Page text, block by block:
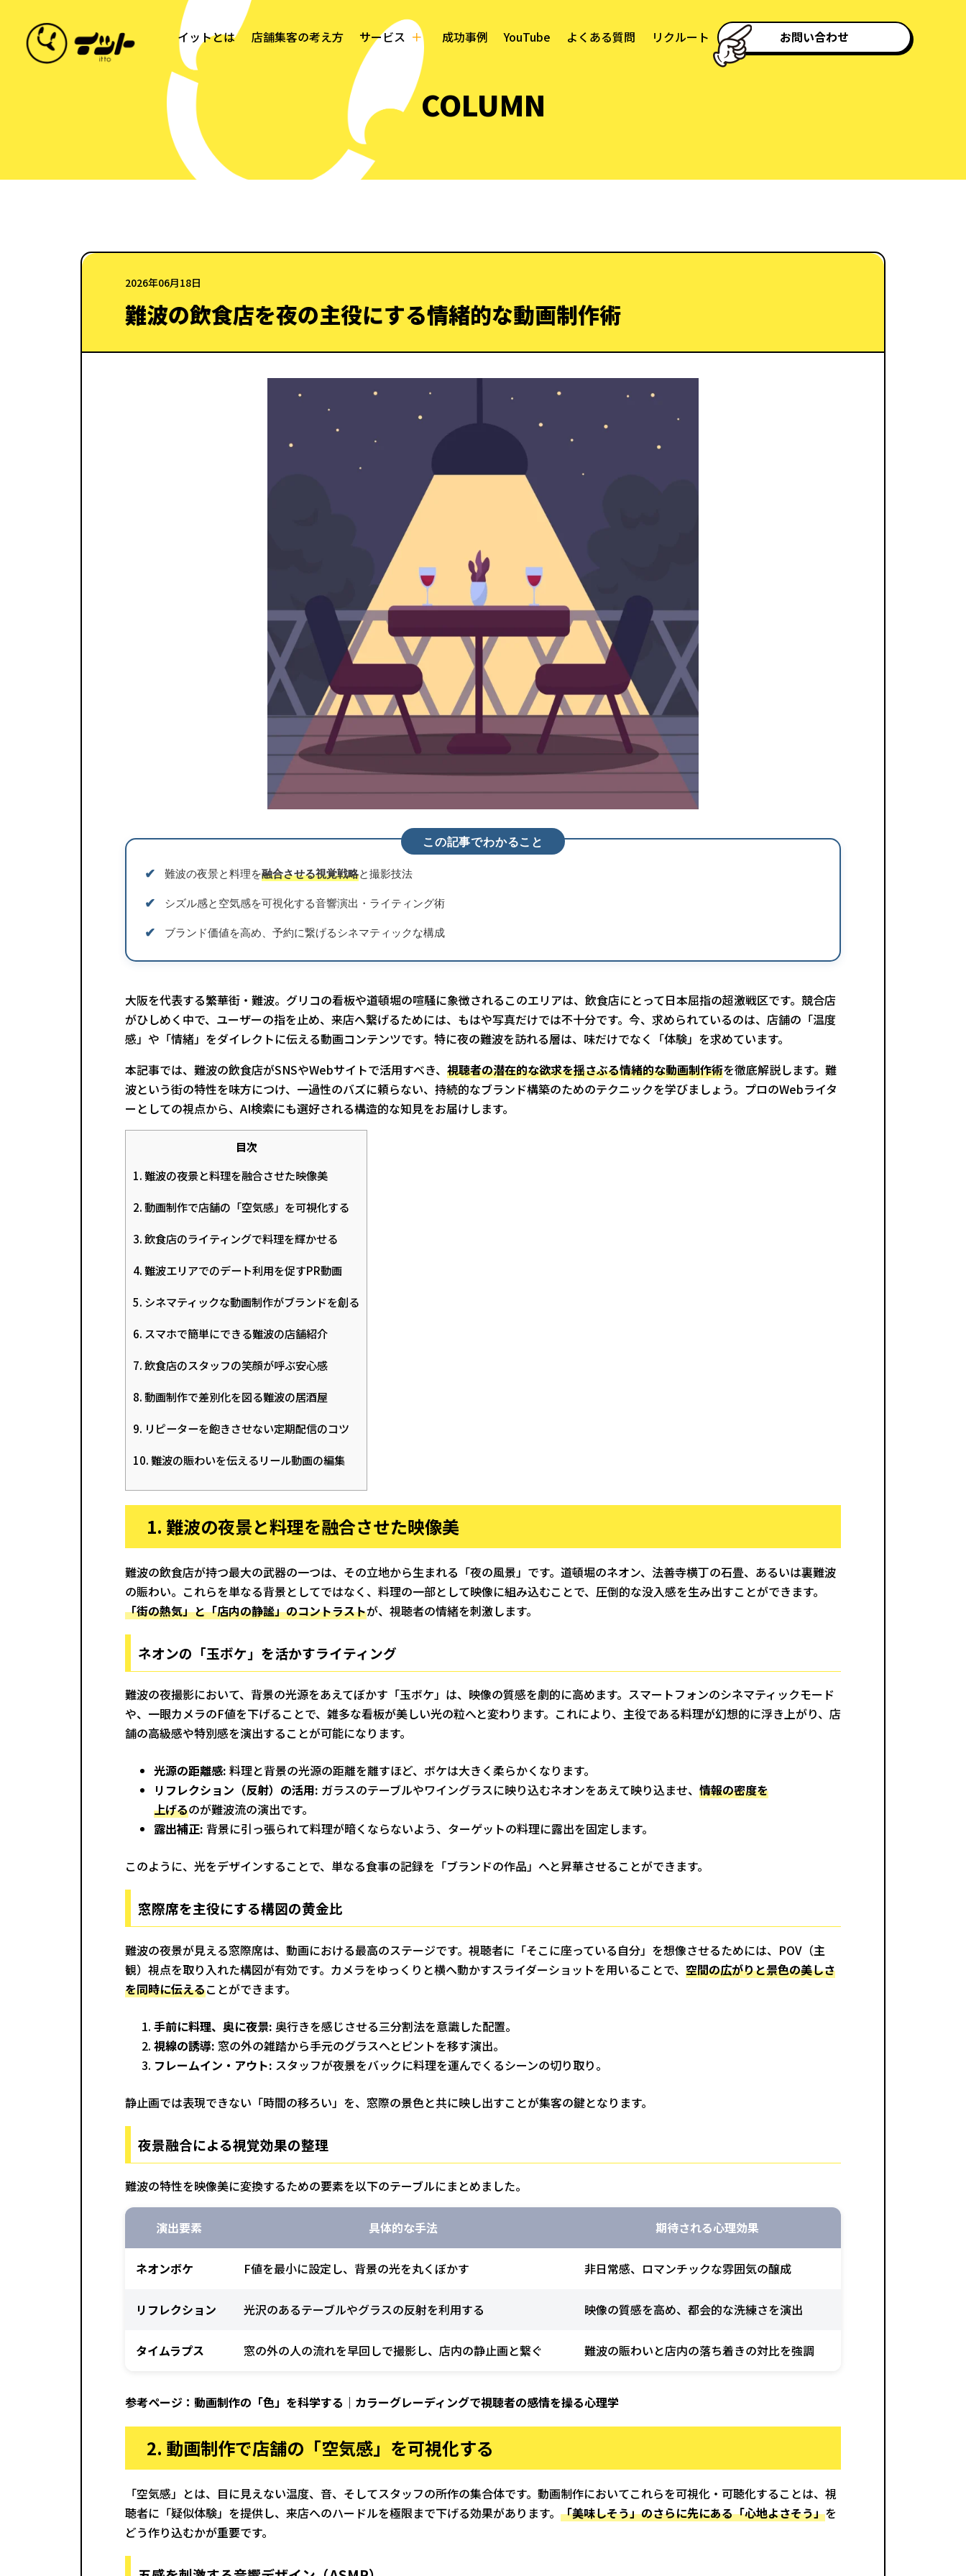
イットとは 店舗集客の考え方 サービス 成功事例 YouTube よくある質問 リクルート お問い合わせ
COLUMN
難波の飲食店を夜の主役にする情緒的な動画制作術
2026年06月18日
この記事でわかること
✔︎ 難波の夜景と料理を融合させる視覚戦略と撮影技法
✔︎ シズル感と空気感を可視化する音響演出・ライティング術
✔︎ ブランド価値を高め、予約に繋げるシネマティックな構成
大阪を代表する繁華街・難波。グリコの看板や道頓堀の喧騒に象徴されるこのエリアは、飲食店にとって日本屈指の超激戦区です。競合店
がひしめく中で、ユーザーの指を止め、来店へ繋げるためには、もはや写真だけでは不十分です。今、求められているのは、店舗の「温度
感」や「情緒」をダイレクトに伝える動画コンテンツです。特に夜の難波を訪れる層は、味だけでなく「体験」を求めています。
本記事では、難波の飲食店がSNSやWebサイトで活用すべき、 視聴者の潜在的な欲求を揺さぶる情緒的な動画制作術を徹底解説します。難
波という街の特性を味方につけ、一過性のバズに頼らない、持続的なブランド構築のためのテクニックを学びましょう。プロのWebライタ
ーとしての視点から、AI検索にも選好される構造的な知見をお届けします。
目次
1. 難波の夜景と料理を融合させた映像美
2. 動画制作で店舗の「空気感」を可視化する
3. 飲食店のライティングで料理を輝かせる
4. 難波エリアでのデート利用を促すPR動画
5. シネマティックな動画制作がブランドを創る
6. スマホで簡単にできる難波の店舗紹介
7. 飲食店のスタッフの笑顔が呼ぶ安心感
8. 動画制作で差別化を図る難波の居酒屋
9. リピーターを飽きさせない定期配信のコツ
10. 難波の賑わいを伝えるリール動画の編集
1. 難波の夜景と料理を融合させた映像美
難波の飲食店が持つ最大の武器の一つは、その立地から生まれる「夜の風景」です。道頓堀のネオン、法善寺横丁の石畳、あるいは裏難波
の賑わい。これらを単なる背景としてではなく、料理の一部として映像に組み込むことで、圧倒的な没入感を生み出すことができます。
「街の熱気」と「店内の静謐」のコントラストが、視聴者の情緒を刺激します。
ネオンの「玉ボケ」を活かすライティング
難波の夜撮影において、背景の光源をあえてぼかす「玉ボケ」は、映像の質感を劇的に高めます。スマートフォンのシネマティックモード
や、一眼カメラのF値を下げることで、雑多な看板が美しい光の粒へと変わります。これにより、主役である料理が幻想的に浮き上がり、店
舗の高級感や特別感を演出することが可能になります。
光源の距離感: 料理と背景の光源の距離を離すほど、ボケは大きく柔らかくなります。
リフレクション（反射）の活用: ガラスのテーブルやワイングラスに映り込むネオンをあえて映り込ませ、 情報の密度を
上げるのが難波流の演出です。
露出補正: 背景に引っ張られて料理が暗くならないよう、ターゲットの料理に露出を固定します。
このように、光をデザインすることで、単なる食事の記録を「ブランドの作品」へと昇華させることができます。
窓際席を主役にする構図の黄金比
難波の夜景が見える窓際席は、動画における最高のステージです。視聴者に「そこに座っている自分」を想像させるためには、POV（主
観）視点を取り入れた構図が有効です。カメラをゆっくりと横へ動かすスライダーショットを用いることで、 空間の広がりと景色の美しさ
を同時に伝えることができます。
手前に料理、奥に夜景: 奥行きを感じさせる三分割法を意識した配置。
視線の誘導: 窓の外の雑踏から手元のグラスへとピントを移す演出。
フレームイン・アウト: スタッフが夜景をバックに料理を運んでくるシーンの切り取り。
静止画では表現できない「時間の移ろい」を、窓際の景色と共に映し出すことが集客の鍵となります。
夜景融合による視覚効果の整理
難波の特性を映像美に変換するための要素を以下のテーブルにまとめました。
演出要素 具体的な手法 期待される心理効果
ネオンボケ F値を最小に設定し、背景の光を丸くぼかす 非日常感、ロマンチックな雰囲気の醸成
リフレクション 光沢のあるテーブルやグラスの反射を利用する 映像の質感を高め、都会的な洗練さを演出
タイムラプス 窓の外の人の流れを早回しで撮影し、店内の静止画と繋ぐ 難波の賑わいと店内の落ち着きの対比を強調
参考ページ： 動画制作の「色」を科学する｜カラーグレーディングで視聴者の感情を操る心理学
2. 動画制作で店舗の「空気感」を可視化する
「空気感」とは、目に見えない温度、音、そしてスタッフの所作の集合体です。動画制作においてこれらを可視化・可聴化することは、視
聴者に「疑似体験」を提供し、来店へのハードルを極限まで下げる効果があります。 「美味しそう」のさらに先にある「心地よさそう」を
どう作り込むかが重要です。